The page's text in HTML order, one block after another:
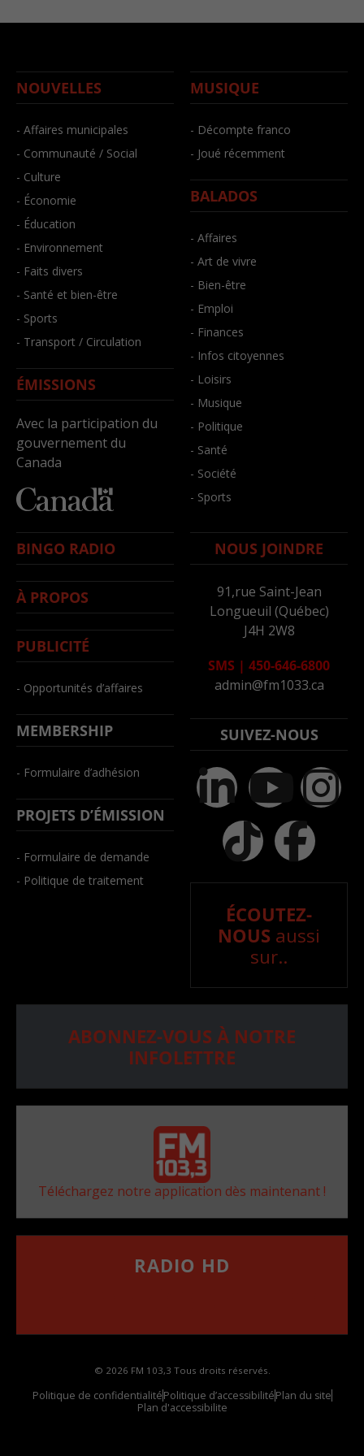
NOUVELLES
- Affaires municipales
- Communauté / Social
- Culture
- Économie
- Éducation
- Environnement
- Faits divers
- Santé et bien-être
- Sports
- Transport / Circulation
ÉMISSIONS
Avec la participation du
gouvernement du
Canada
MUSIQUE
- Décompte franco
- Joué récemment
BALADOS
- Affaires
- Art de vivre
- Bien-être
- Emploi
- Finances
- Infos citoyennes
- Loisirs
- Musique
- Politique
- Santé
- Société
- Sports
BINGO RADIO
À PROPOS
PUBLICITÉ
- Opportunités d’affaires
MEMBERSHIP
- Formulaire d’adhésion
PROJETS D’ÉMISSION
- Formulaire de demande
- Politique de traitement
NOUS JOINDRE
91,rue Saint-Jean
Longueuil (Québec)
J4H 2W8
SMS | 450-646-6800
admin@fm1033.ca
SUIVEZ-NOUS
ÉCOUTEZ-
NOUS aussi
sur..
ABONNEZ-VOUS À NOTRE
INFOLETTRE
Téléchargez notre application dès maintenant !
RADIO HD
© 2026 FM 103,3 Tous droits réservés.
Politique de confidentialitéPolitique d’accessibilitéPlan du site
Plan d'accessibilite